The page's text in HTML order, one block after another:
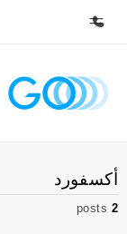
الصفحة الرئيسية
شاهد كل ما نقوم به
مكاتب
أكسفورد
2
posts